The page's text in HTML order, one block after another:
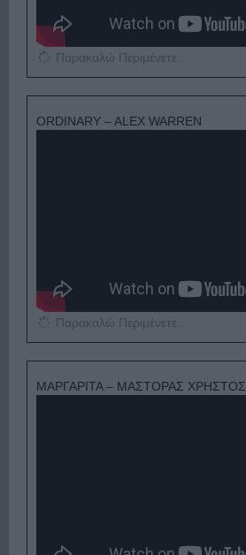
Παρακαλώ Περιμένετε...
ORDINARY – ALEX WARREN
Παρακαλώ Περιμένετε...
ΜΑΡΓΑΡΙΤΑ – ΜΑΣΤΟΡΑΣ ΧΡΗΣΤΟΣ